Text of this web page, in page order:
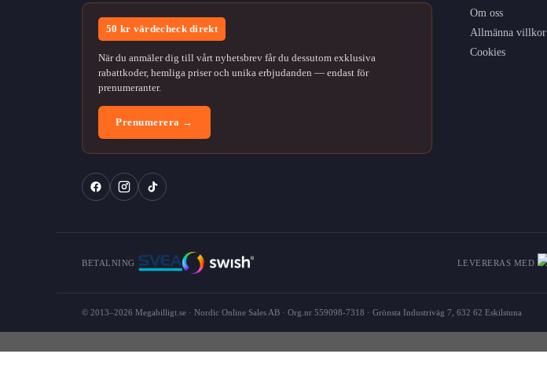
50 kr värdecheck direkt
När du anmäler dig till vårt nyhetsbrev får du dessutom exklusiva
rabattkoder, hemliga priser och unika erbjudanden — endast för
prenumeranter.
Prenumerera →
Om oss
Allmänna villkor
Cookies
BETALNING LEVERERAS MED
© 2013–2026 Megabilligt.se · Nordic Online Sales AB · Org.nr 559098-7318 · Grönsta Industriväg 7, 632 62 Eskilstuna